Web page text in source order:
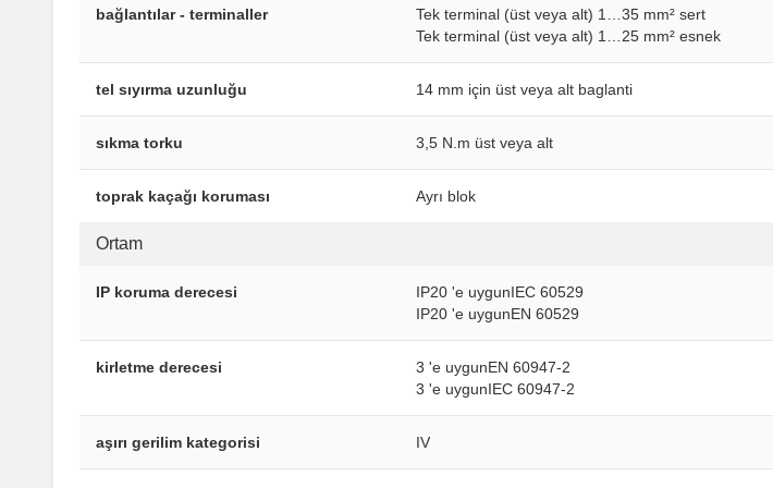
bağlantılar - terminaller
Tek terminal (üst veya alt) 1…35 mm² sert
Tek terminal (üst veya alt) 1…25 mm² esnek
tel sıyırma uzunluğu 14 mm için üst veya alt baglanti
sıkma torku 3,5 N.m üst veya alt
toprak kaçağı koruması Ayrı blok
Ortam
IP koruma derecesi
IP20 'e uygunIEC 60529
IP20 'e uygunEN 60529
kirletme derecesi
3 'e uygunEN 60947-2
3 'e uygunIEC 60947-2
aşırı gerilim kategorisi IV